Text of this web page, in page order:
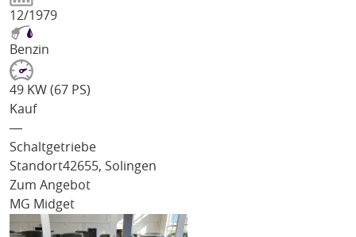
12/1979
Benzin
49 KW (67 PS)
Kauf
―
Schaltgetriebe
Standort42655, Solingen
Zum Angebot
MG Midget